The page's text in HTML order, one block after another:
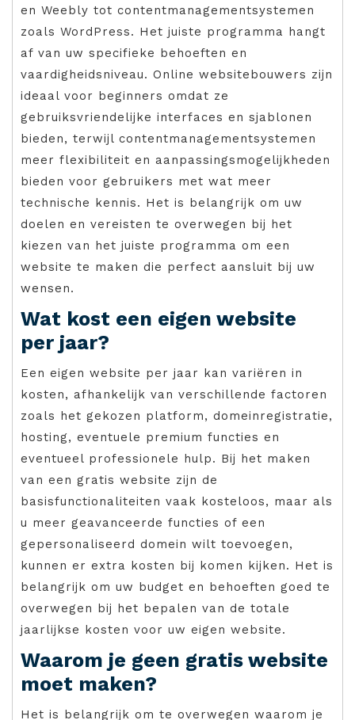
en Weebly tot contentmanagementsystemen
zoals WordPress. Het juiste programma hangt
af van uw specifieke behoeften en
vaardigheidsniveau. Online websitebouwers zijn
ideaal voor beginners omdat ze
gebruiksvriendelijke interfaces en sjablonen
bieden, terwijl contentmanagementsystemen
meer flexibiliteit en aanpassingsmogelijkheden
bieden voor gebruikers met wat meer
technische kennis. Het is belangrijk om uw
doelen en vereisten te overwegen bij het
kiezen van het juiste programma om een
website te maken die perfect aansluit bij uw
wensen.
Wat kost een eigen website
per jaar?
Een eigen website per jaar kan variëren in
kosten, afhankelijk van verschillende factoren
zoals het gekozen platform, domeinregistratie,
hosting, eventuele premium functies en
eventueel professionele hulp. Bij het maken
van een gratis website zijn de
basisfunctionaliteiten vaak kosteloos, maar als
u meer geavanceerde functies of een
gepersonaliseerd domein wilt toevoegen,
kunnen er extra kosten bij komen kijken. Het is
belangrijk om uw budget en behoeften goed te
overwegen bij het bepalen van de totale
jaarlijkse kosten voor uw eigen website.
Waarom je geen gratis website
moet maken?
Het is belangrijk om te overwegen waarom je